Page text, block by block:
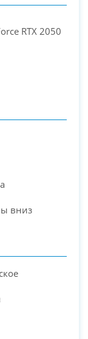
RTX 2050
вниз